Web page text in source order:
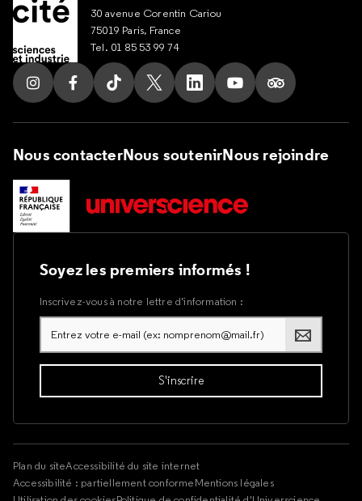
30 avenue Corentin Cariou
75019 Paris, France
Tel. 01 85 53 99 74
Suivez nous sur Instagram
Suivez nous sur Facebook
Suivez nous sur Tik Tok
Suivez nous sur X
Suivez nous sur LinkedIn
Suivez nous sur
Suivez nous
Nous contacterNous soutenirNous rejoindre
Soyez les premiers informés !
Inscrivez-vous à notre lettre d’information :
Plan du siteAccessibilité du site internet
Accessibilité : partiellement conformeMentions légales